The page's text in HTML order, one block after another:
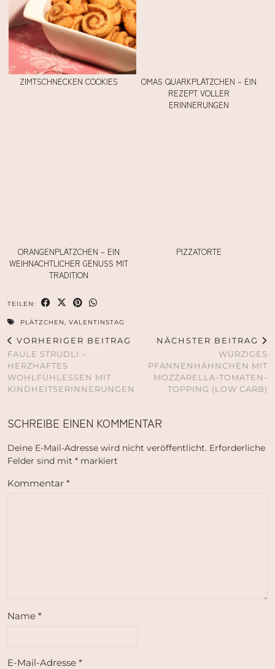
ZIMTSCHNECKEN COOKIES
OMAS QUARKPLÄTZCHEN – EIN
REZEPT VOLLER
ERINNERUNGEN
ORANGENPLÄTZCHEN – EIN
WEIHNACHTLICHER GENUSS MIT
TRADITION
PIZZATORTE
TEILEN:
PLÄTZCHEN VALENTINSTAG
VORHERIGER BEITRAG
FAULE STRUDLI –
HERZHAFTES
WOHLFÜHLESSEN MIT
KINDHEITSERINNERUNGEN
NÄCHSTER BEITRAG
WÜRZIGES
PFANNENHÄHNCHEN MIT
MOZZARELLA-TOMATEN-
TOPPING (LOW CARB)
SCHREIBE EINEN KOMMENTAR
Deine E-Mail-Adresse wird nicht veröffentlicht. Erforderliche
Felder sind mit * markiert
Kommentar *
Name *
E-Mail-Adresse *